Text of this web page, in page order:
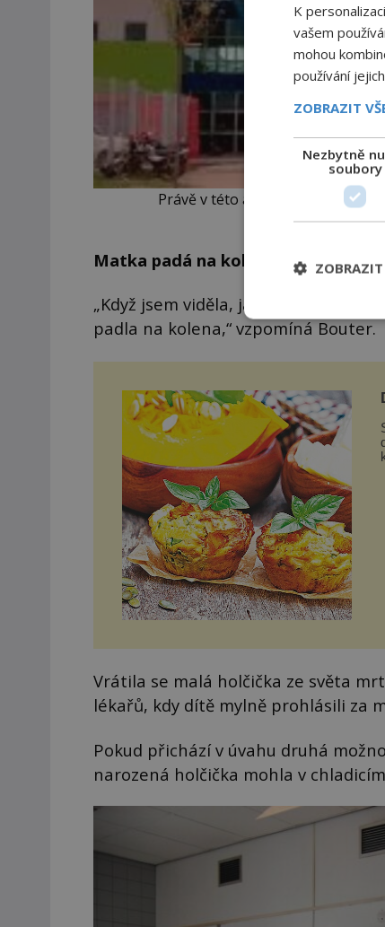
Právě v této argentinské
Matka padá na kolena…
„Když jsem viděla, jak zakňourala a
padla na kolena,“ vzpomíná Bouter.
Vrátila se malá holčička ze světa
lékařů, kdy dítě mylně prohlásili za
Pokud přichází v úvahu druhá
narozená holčička mohla v
K
vašem
mohou
používání
ZOBRAZIT
Nezbytně
soubory